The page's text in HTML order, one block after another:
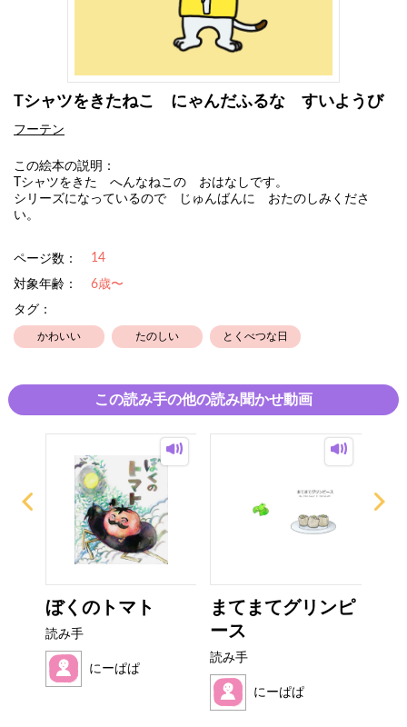
Tシャツをきたねこ にゃんだふるな すいようび
フーテン
この絵本の説明：
Tシャツをきた へんなねこの おはなしです。
シリーズになっているので じゅんばんに おたのしみくださ
い。
ページ数： 14
対象年齢：
6歳〜
タグ：
かわいい たのしい とくべつな日
この読み手の他の読み聞かせ動画
ぼくのトマト
読み手
にーぱぱ
まてまてグリンピ
ース
読み手
にーぱぱ